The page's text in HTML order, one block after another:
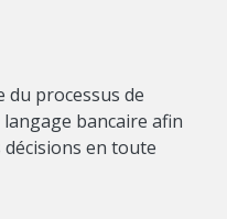
du processus de
bancaire afin
en toute